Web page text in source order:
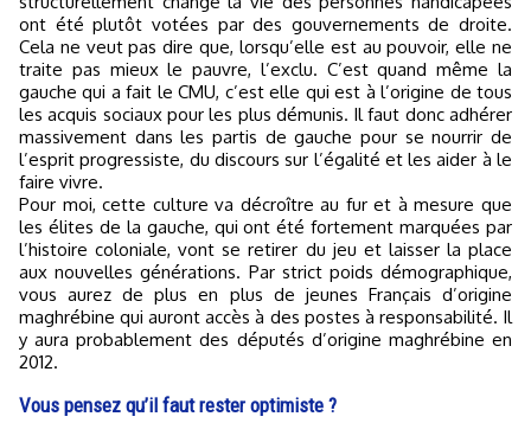
ont été plutôt votées par des gouvernements de droite.
Cela ne veut pas dire que, lorsqu’elle est au pouvoir, elle ne
traite pas mieux le pauvre, l’exclu. C’est quand même la
gauche qui a fait le CMU, c’est elle qui est à l’origine de tous
les acquis sociaux pour les plus démunis. Il faut donc adhérer
massivement dans les partis de gauche pour se nourrir de
l’esprit progressiste, du discours sur l’égalité et les aider à le
faire vivre.
Pour moi, cette culture va décroître au fur et à mesure que
les élites de la gauche, qui ont été fortement marquées par
l’histoire coloniale, vont se retirer du jeu et laisser la place
aux nouvelles générations. Par strict poids démographique,
vous aurez de plus en plus de jeunes Français d’origine
maghrébine qui auront accès à des postes à responsabilité. Il
y aura probablement des députés d’origine maghrébine en
2012.
Vous pensez qu’il faut rester optimiste ?